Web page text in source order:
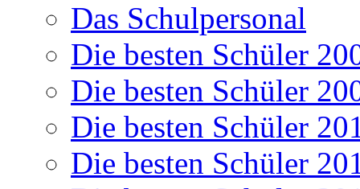
Das Schulpersonal
Die besten Schüler
Die besten Schüler
Die besten Schüler
Die besten Schüler